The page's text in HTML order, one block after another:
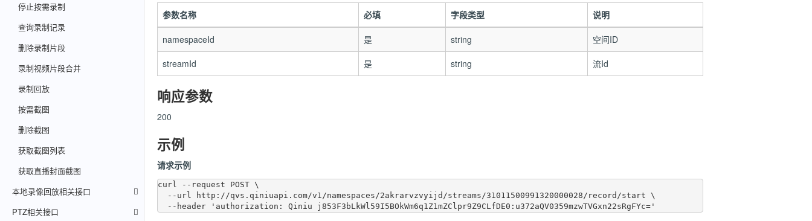
停止按需录制
查询录制记录
删除录制片段
录制视频片段合并
录制回放
按需截图
删除截图
获取截图列表
获取直播封面截图
本地录像回放相关接口
PTZ相关接口
参数名称 必填 字段类型 说明
namespaceId 是 string
空间ID
streamId
是 string 流Id
响应参数
200
示例
请求示例
curl --request POST \